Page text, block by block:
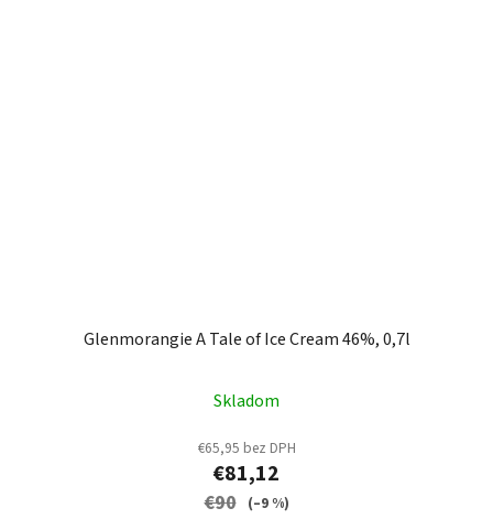
Glenmorangie A Tale of Ice Cream 46%, 0,7l
Skladom
€65,95 bez DPH
€81,12
€90 (–9 %)